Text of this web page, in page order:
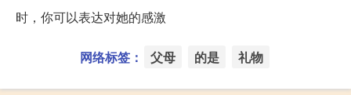
时，你可以表达对她的感激
网络标签： 父母 的是 礼物